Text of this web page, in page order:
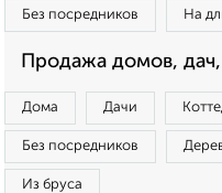
Без посредников На
Продажа домов,
Дома Дачи
Без посредников
Из бруса